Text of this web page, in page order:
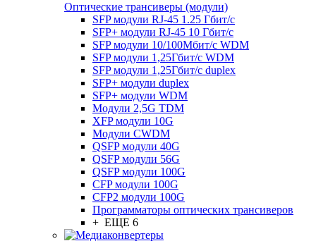
Оптические трансиверы (модули)
SFP модули RJ-45 1.25 Гбит/c
SFP+ модули RJ-45 10 Гбит/c
SFP модули 10/100Мбит/с WDM
SFP модули 1,25Гбит/с WDM
SFP модули 1,25Гбит/с duplex
SFP+ модули duplex
SFP+ модули WDM
Модули 2,5G TDM
XFP модули 10G
Модули CWDM
QSFP модули 40G
QSFP модули 56G
QSFP модули 100G
CFP модули 100G
CFP2 модули 100G
Программаторы оптических трансиверов
+ ЕЩЕ 6